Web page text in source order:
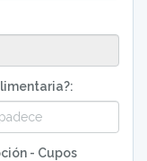
- Cupos